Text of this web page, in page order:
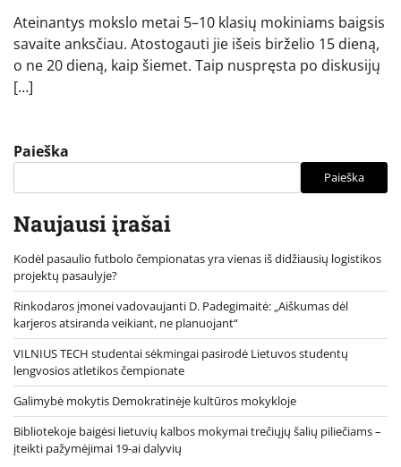
Ateinantys mokslo metai 5–10 klasių mokiniams baigsis
savaite anksčiau. Atostogauti jie išeis birželio 15 dieną,
o ne 20 dieną, kaip šiemet. Taip nuspręsta po diskusijų
[…]
Paieška
Paieška
Naujausi įrašai
Kodėl pasaulio futbolo čempionatas yra vienas iš didžiausių logistikos
projektų pasaulyje?
Rinkodaros įmonei vadovaujanti D. Padegimaitė: „Aiškumas dėl
karjeros atsiranda veikiant, ne planuojant“
VILNIUS TECH studentai sėkmingai pasirodė Lietuvos studentų
lengvosios atletikos čempionate
Galimybė mokytis Demokratinėje kultūros mokykloje
Bibliotekoje baigėsi lietuvių kalbos mokymai trečiųjų šalių piliečiams –
įteikti pažymėjimai 19-ai dalyvių